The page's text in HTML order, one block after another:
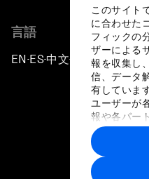
このサイト
に合わせた
フィックの
ザーによる
報を収集し
信、データ
有していま
ユーザーが
報や各パー
に収集され
トナーによ
す。
言語
EN ▪ES▪中文▪ 日本語
プライバシー